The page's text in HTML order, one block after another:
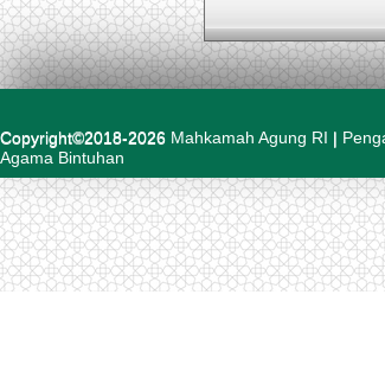
Copyright©2018-2026 Mahkamah Agung RI |
Agama Bintuhan